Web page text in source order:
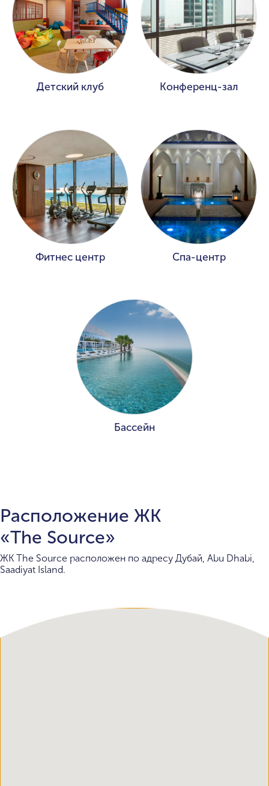
Детский клуб Конференц-зал
Фитнес центр Спа-центр
Бассейн
Расположение ЖК
«The Source»
ЖК The Source расположен по адресу Дубай, Abu Dhabi,
Saadiyat Island.